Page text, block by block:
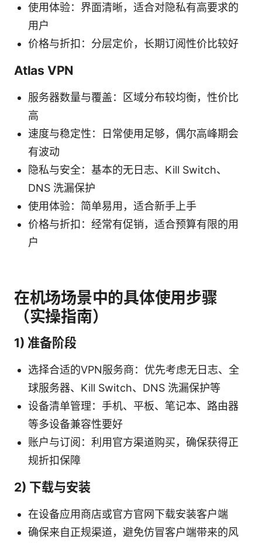
使用体验：界面清晰，适合对隐私有高要求的
用户
价格与折扣：分层定价，长期订阅性价比较好
Atlas VPN
服务器数量与覆盖：区域分布较均衡，性价比
高
速度与稳定性：日常使用足够，偶尔高峰期会
有波动
隐私与安全：基本的无日志、Kill Switch、
DNS 洗漏保护
使用体验：简单易用，适合新手上手
价格与折扣：经常有促销，适合预算有限的用
户
在机场场景中的具体使用步骤
（实操指南）
1) 准备阶段
选择合适的VPN服务商：优先考虑无日志、全
球服务器、Kill Switch、DNS 洗漏保护等
设备清单管理：手机、平板、笔记本、路由器
等多设备兼容性要好
账户与订阅：利用官方渠道购买，确保获得正
规折扣保障
2) 下载与安装
在设备应用商店或官方官网下载安装客户端
确保来自正规渠道，避免仿冒客户端带来的风